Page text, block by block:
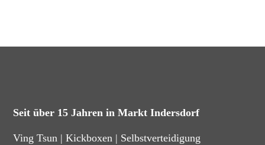
Seit über 15 Jahren in Markt Indersdorf
Ving Tsun | Kickboxen | Selbstverteidigung